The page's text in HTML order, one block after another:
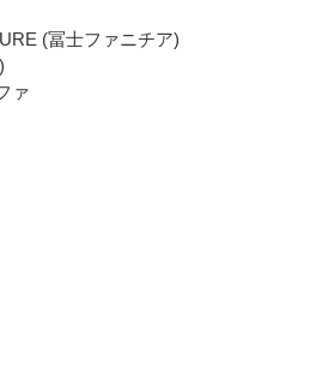
(冨士ファニチア)
ァ